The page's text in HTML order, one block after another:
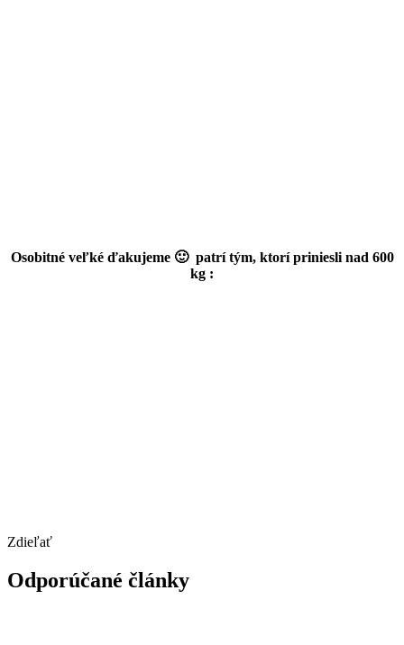
Osobitné veľké ďakujeme 🙂 patrí tým, ktorí priniesli nad 600
kg :
Zdieľať
Odporúčané články